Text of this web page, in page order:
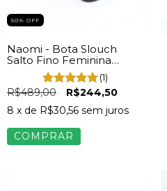
50% OFF
Naomi - Bota Slouch
Salto Fino Feminina
Camurça Preta
(1)
R$489,00
R$244,50
8 x de R$30,56 sem juros
COMPRAR